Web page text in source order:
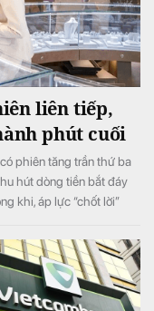
liên tiếp,
phút cuối
phiên tăng trần thứ ba
hút dòng tiền bắt đáy
khi, áp lực “chốt lời”